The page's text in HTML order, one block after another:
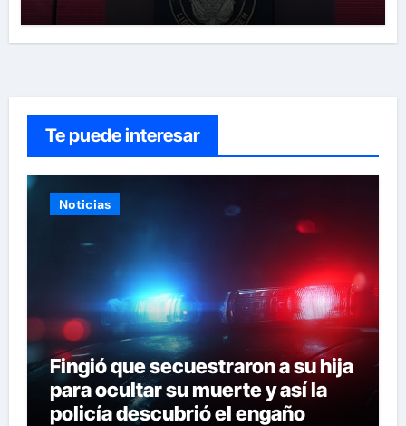
Te puede interesar
Noticias
Fingió que secuestraron a su hija
para ocultar su muerte y así la
policía descubrió el engaño